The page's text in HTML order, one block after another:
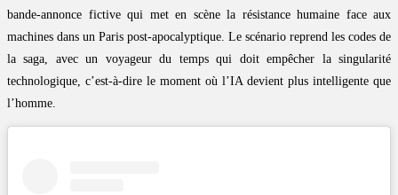
bande-annonce fictive qui met en scène la résistance humaine face aux
machines dans un Paris post-apocalyptique. Le scénario reprend les codes de
la saga, avec un voyageur du temps qui doit empêcher la singularité
technologique, c’est-à-dire le moment où l’IA devient plus intelligente que
l’homme.